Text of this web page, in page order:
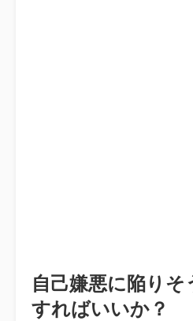
自己嫌悪に陥り
すればいいか？